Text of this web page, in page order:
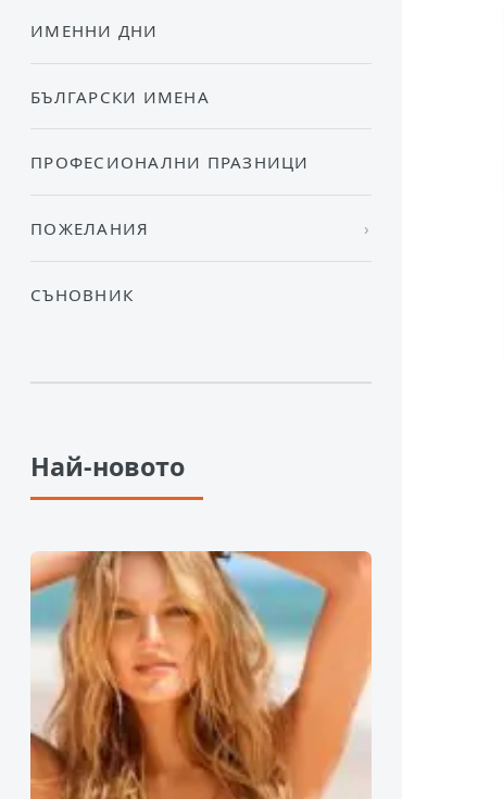
ИМЕННИ ДНИ
БЪЛГАРСКИ ИМЕНА
ПРОФЕСИОНАЛНИ ПРАЗНИЦИ
ПОЖЕЛАНИЯ
СЪНОВНИК
Най-новото